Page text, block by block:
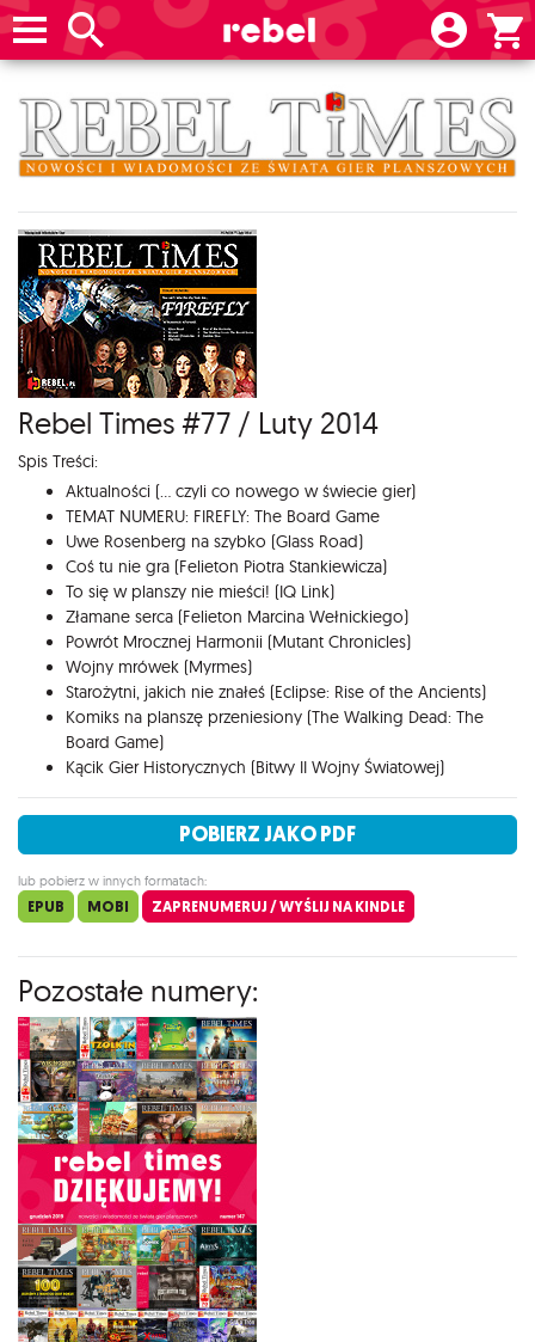
Rebel Times #77 / Luty 2014
Spis Treści:
Aktualności (... czyli co nowego w świecie gier)
TEMAT NUMERU: FIREFLY: The Board Game
Uwe Rosenberg na szybko (Glass Road)
Coś tu nie gra (Felieton Piotra Stankiewicza)
To się w planszy nie mieści! (IQ Link)
Złamane serca (Felieton Marcina Wełnickiego)
Powrót Mrocznej Harmonii (Mutant Chronicles)
Wojny mrówek (Myrmes)
Starożytni, jakich nie znałeś (Eclipse: Rise of the Ancients)
Komiks na planszę przeniesiony (The Walking Dead: The
Board Game)
Kącik Gier Historycznych (Bitwy II Wojny Światowej)
POBIERZ JAKO PDF
lub pobierz w innych formatach:
EPUB MOBI ZAPRENUMERUJ / WYŚLIJ NA KINDLE
Pozostałe numery: